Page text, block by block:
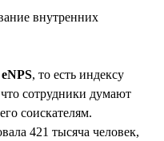
внутренних
, то есть индексу
сотрудники думают
соискателям.
421 тысяча человек,